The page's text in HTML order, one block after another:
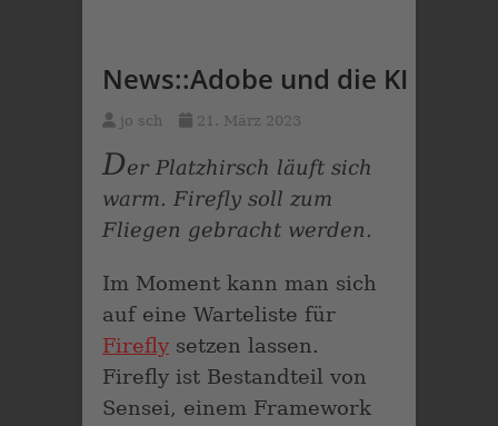
News::Adobe und die KI
jo sch 21. März 2023
Der Platzhirsch läuft sich
warm. Firefly soll zum
Fliegen gebracht werden.
Im Moment kann man sich
auf eine Warteliste für
Firefly setzen lassen.
Firefly ist Bestandteil von
Sensei, einem Framework